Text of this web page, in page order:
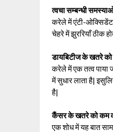
त्वचा सम्बन्धी
करेले में एंटी-ओक्सिडेंट
चेहरे में झुररियाँ ठीक
डायबिटीज के खतरे
करेले में एक तत्व पाया
में सुधार लाता है|
है|
कैंसर के खतरे को कम
एक शोध में यह बात